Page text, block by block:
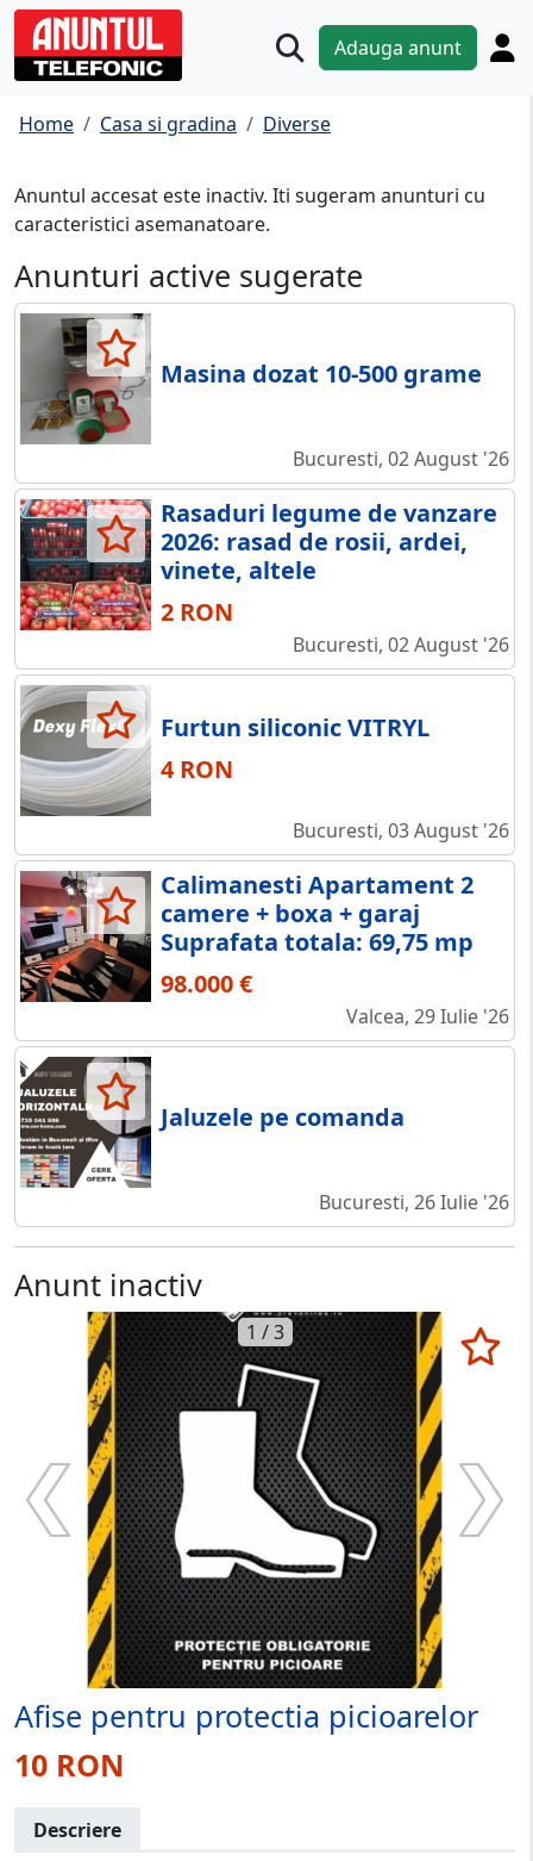
Adauga anunt
Home Casa si gradina Diverse
Anuntul accesat este inactiv. Iti sugeram anunturi cu
caracteristici asemanatoare.
Anunturi active sugerate
Masina dozat 10-500 grame
Bucuresti, 02 August '26
Rasaduri legume de vanzare
2026: rasad de rosii, ardei,
vinete, altele
2 RON
Bucuresti, 02 August '26
Furtun siliconic VITRYL
4 RON
Bucuresti, 03 August '26
Calimanesti Apartament 2
camere + boxa + garaj
Suprafata totala: 69,75 mp
98.000 €
Valcea, 29 Iulie '26
Jaluzele pe comanda
Bucuresti, 26 Iulie '26
Anunt inactiv
1 / 3
Afise pentru protectia picioarelor
10 RON
Descriere